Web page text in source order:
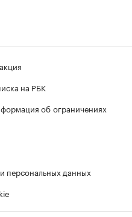
на РБК
об ограничениях
персональных данных